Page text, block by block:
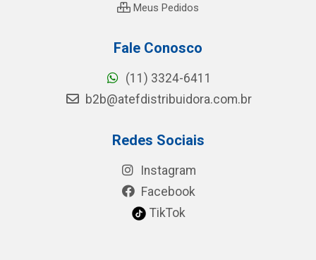
Meus Pedidos
Fale Conosco
(11) 3324-6411
b2b@atefdistribuidora.com.br
Redes Sociais
Instagram
Facebook
TikTok